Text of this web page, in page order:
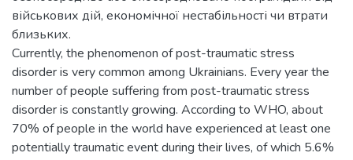
військових дій, економічної нестабільності чи втрати
близьких.
Currently, the phenomenon of post-traumatic stress
disorder is very common among Ukrainians. Every year the
number of people suffering from post-traumatic stress
disorder is constantly growing. According to WHO, about
70% of people in the world have experienced at least one
potentially traumatic event during their lives, of which 5.6%